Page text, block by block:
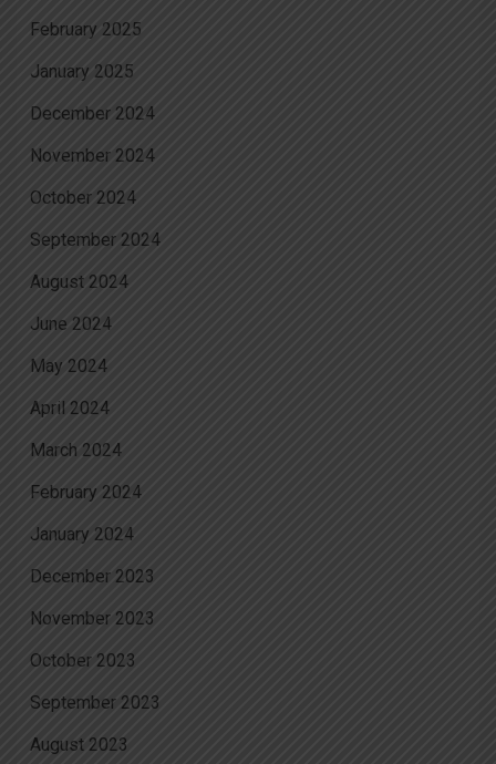
February 2025
January 2025
December 2024
November 2024
October 2024
September 2024
August 2024
June 2024
May 2024
April 2024
March 2024
February 2024
January 2024
December 2023
November 2023
October 2023
September 2023
August 2023